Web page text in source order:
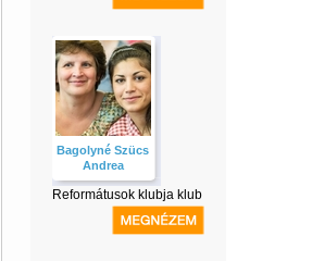
Bagolyné Szücs
Andrea
Reformátusok klubja klub